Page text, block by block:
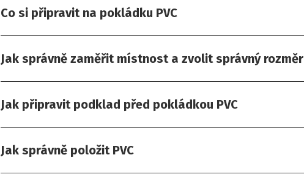
Co si připravit na pokládku PVC
Jak správně zaměřit místnost a zvolit správný rozměr
Jak připravit podklad před pokládkou PVC
Jak správně položit PVC